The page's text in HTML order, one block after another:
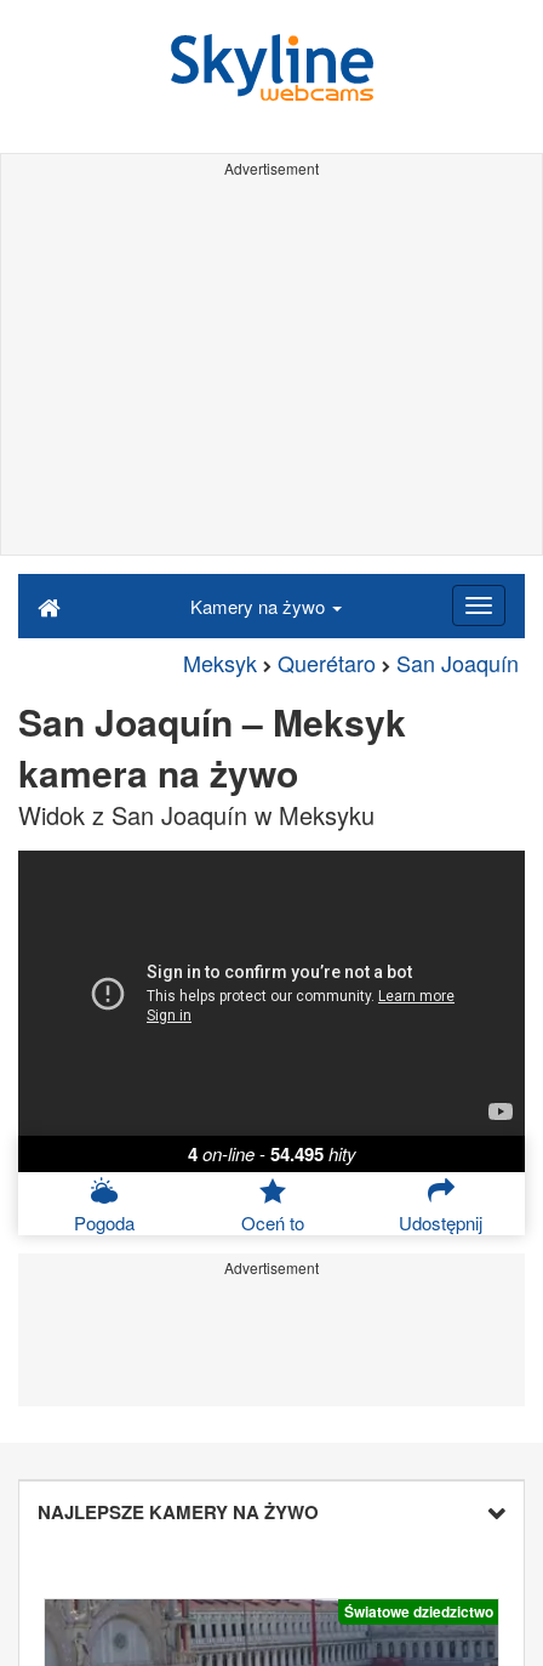
Advertisement
Kamery na żywo
Meksyk Querétaro San Joaquín
San Joaquín – Meksyk
kamera na żywo
Widok z San Joaquín w Meksyku
4 on-line - 54.495 hity
Pogoda Oceń to Udostępnij
Advertisement
NAJLEPSZE KAMERY NA ŻYWO
Światowe dziedzictwo